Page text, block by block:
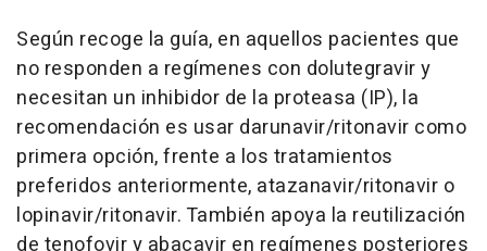
Según recoge la guía, en aquellos pacientes que
no responden a regímenes con dolutegravir y
necesitan un inhibidor de la proteasa (IP), la
recomendación es usar darunavir/ritonavir como
primera opción, frente a los tratamientos
preferidos anteriormente, atazanavir/ritonavir o
lopinavir/ritonavir. También apoya la reutilización